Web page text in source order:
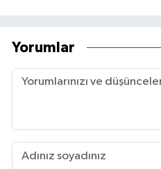
Yorumlar